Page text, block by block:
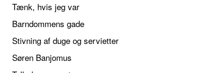
Tænk, hvis jeg var
Barndommens gade
Stivning af duge og servietter
Søren Banjomus